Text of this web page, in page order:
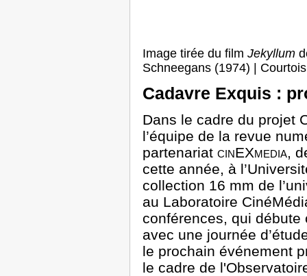
Image tirée du film Jekyllum
Schneegans (1974) |
Cadavre Exquis :
Dans le cadre du projet
l’équipe de la revue
partenariat cinEXmedia,
cette année, à
collection 16 mm de
au Laboratoire
conférences, qui
avec une journée
le prochain événement
le cadre de